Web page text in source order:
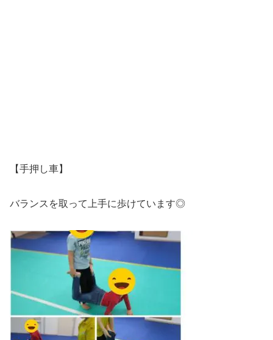
【手押し車】
バランスを取って上手に歩けています◎